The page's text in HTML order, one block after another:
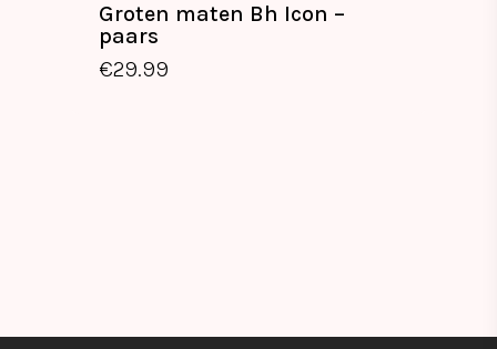
Groten maten Bh Icon –
paars
€29.99